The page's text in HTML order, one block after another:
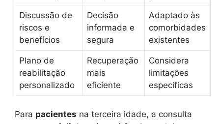
Discussão de
riscos e
benefícios
Decisão
informada e
segura
Adaptado às
comorbidades
existentes
Plano de
reabilitação
personalizado
Recuperação
mais
eficiente
Considera
limitações
específicas
Para pacientes na terceira idade, a consulta